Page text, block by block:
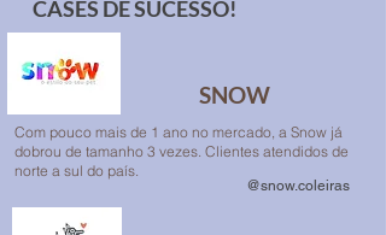
CASES DE SUCESSO!
@snow.coleiras
Com pouco mais de 1 ano no mercado, a Snow já
dobrou de tamanho 3 vezes. Clientes atendidos de
norte a sul do país.
SNOW